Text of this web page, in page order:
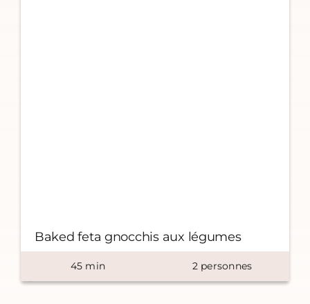
Baked feta gnocchis aux légumes
45 min 2personnes